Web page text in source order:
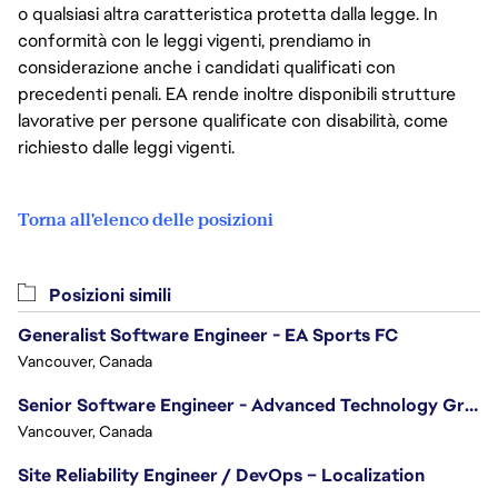
o qualsiasi altra caratteristica protetta dalla legge. In
conformità con le leggi vigenti, prendiamo in
considerazione anche i candidati qualificati con
precedenti penali. EA rende inoltre disponibili strutture
lavorative per persone qualificate con disabilità, come
richiesto dalle leggi vigenti.
Torna all'elenco delle posizioni
Posizioni simili
Generalist Software Engineer - EA Sports FC
Vancouver, Canada
Senior Software Engineer - Advanced Technology Group
Vancouver, Canada
Site Reliability Engineer / DevOps – Localization